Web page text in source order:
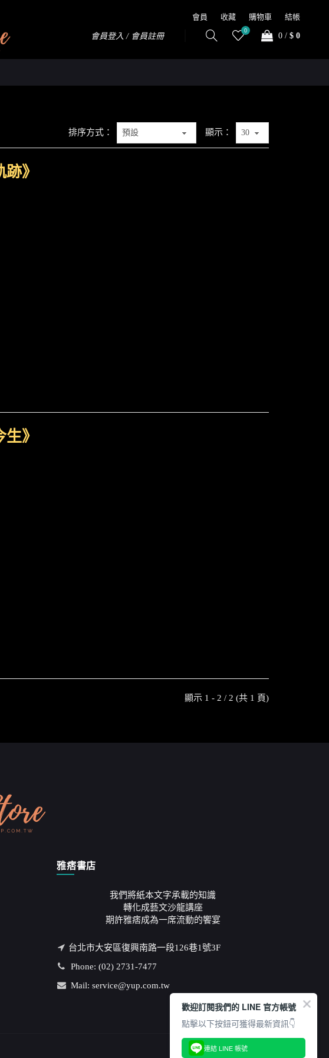
會員 收藏 購物車 結帳
會員登入 / 會員註冊
0
0 / $ 0
排序方式： 顯示：
》
》
顯示 1 - 2 / 2 (共 1 頁)
雅痞書店
我們將紙本文字承載的知識
轉化成藝文沙龍講座
期許雅痞成為一席流動的饗宴
台北市大安區復興南路一段126巷1號3F
Phone: (02) 2731-7477
Mail: service@yup.com.tw
歡迎訂閱我們的 LINE 官方帳號
點擊以下按鈕可獲得最新資訊👇
連結 LINE 帳號